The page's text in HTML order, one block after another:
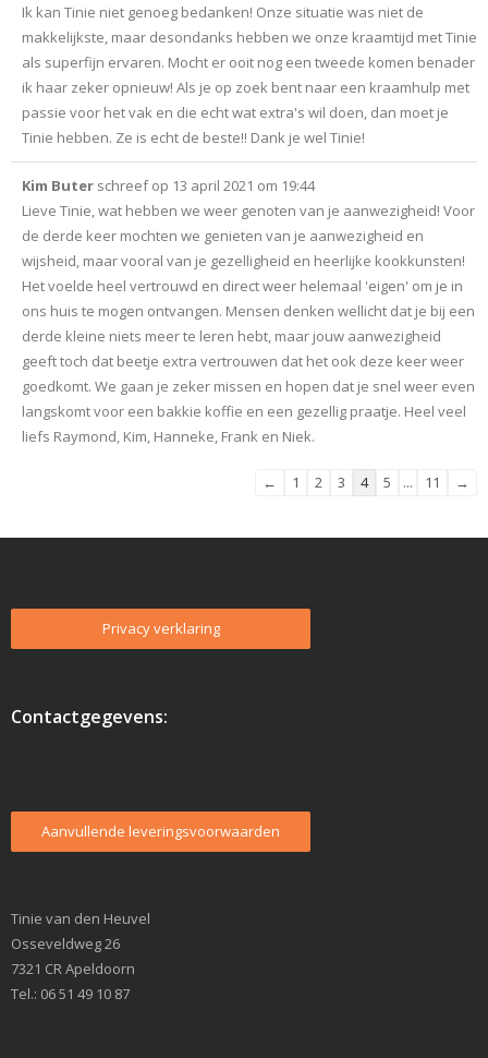
Ik kan Tinie niet genoeg bedanken! Onze situatie was niet de
makkelijkste, maar desondanks hebben we onze kraamtijd met Tinie
als superfijn ervaren. Mocht er ooit nog een tweede komen benader
ik haar zeker opnieuw! Als je op zoek bent naar een kraamhulp met
passie voor het vak en die echt wat extra's wil doen, dan moet je
Tinie hebben. Ze is echt de beste!! Dank je wel Tinie!
Kim Buter schreef op 13 april 2021 om 19:44
Lieve Tinie, wat hebben we weer genoten van je aanwezigheid! Voor
de derde keer mochten we genieten van je aanwezigheid en
wijsheid, maar vooral van je gezelligheid en heerlijke kookkunsten!
Het voelde heel vertrouwd en direct weer helemaal 'eigen' om je in
ons huis te mogen ontvangen. Mensen denken wellicht dat je bij een
derde kleine niets meer te leren hebt, maar jouw aanwezigheid
geeft toch dat beetje extra vertrouwen dat het ook deze keer weer
goedkomt. We gaan je zeker missen en hopen dat je snel weer even
langskomt voor een bakkie koffie en een gezellig praatje. Heel veel
liefs Raymond, Kim, Hanneke, Frank en Niek.
Navigatie
← 1 2 3 4 5 ... 11 →
Privacy verklaring
Contactgegevens:
Aanvullende leveringsvoorwaarden
Tinie van den Heuvel
Osseveldweg 26
7321 CR Apeldoorn
Tel.: 06 51 49 10 87